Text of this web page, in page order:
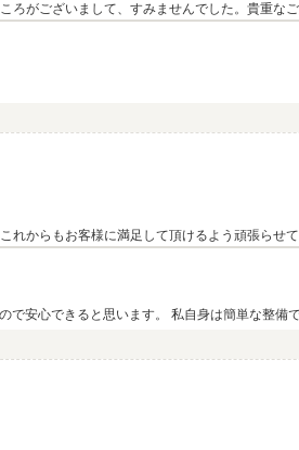
がございまして、すみませんでした。貴重な
宜しくお願い致します。
からもお客様に満足して頂けるよう頑張らせ
安心できると思います。 私自身は簡単な整備
ることができました。